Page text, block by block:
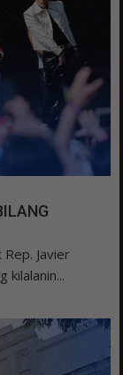
Javier
kilalanin...